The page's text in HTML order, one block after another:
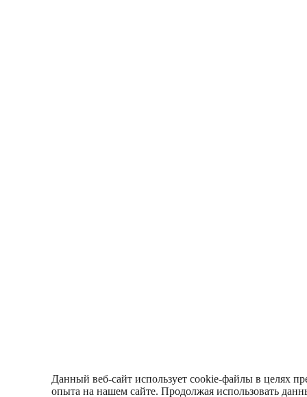
Данный веб-сайт использует cookie-файлы в целях
опыта на нашем сайте. Продолжая использовать